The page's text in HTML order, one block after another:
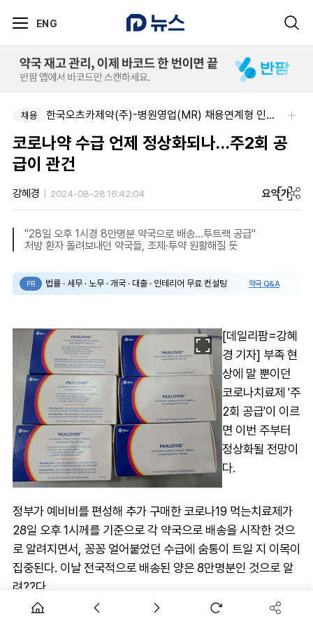
ENG
채용 한국오츠카제약(주)-병원영업(MR) 채용연계형 인턴(신입사원) 모집 공고
코로나약 수급 언제 정상화되나…주2회 공
급이 관건
강혜경 2024-08-28 16:42:04 요약가
"28일 오후 1시경 8만명분 약국으로 배송…투트랙 공급"
처방 환자 돌려보내던 약국들, 조제·투약 원활해질 듯
PR 법률 · 세무 · 노무 · 개국 · 대출 · 인테리어 무료 컨설팅 약국 Q&A
[데일리팜=강혜
경 기자] 부족 현
상에 말 뿐이던
코로나치료제 '주
2회 공급'이 이르
면 이번 주부터
정상화될 전망이
다.
정부가 예비비를 편성해 추가 구매한 코로나19 먹는치료제가
28일 오후 1시께를 기준으로 각 약국으로 배송을 시작한 것으
로 알려지면서, 꽁꽁 얼어붙었던 수급에 숨통이 트일 지 이목이
집중된다. 이날 전국적으로 배송된 양은 8만명분인 것으로 알
려??다.
또 질병관리청과 대한약사회 등에 따르면 이번 주 부터는 주2